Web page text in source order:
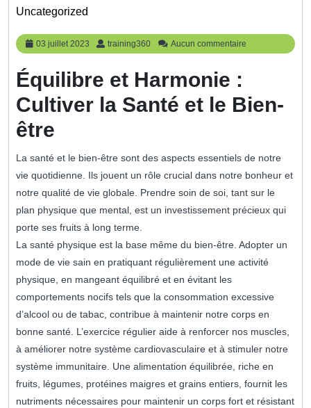
Uncategorized
03 juillet 2023
03
juillet
training360 training360
Aucun commentaire
Équilibre et Harmonie :
Cultiver la Santé et le Bien-
être
La santé et le bien-être sont des aspects essentiels de notre
vie quotidienne. Ils jouent un rôle crucial dans notre bonheur et
notre qualité de vie globale. Prendre soin de soi, tant sur le
plan physique que mental, est un investissement précieux qui
porte ses fruits à long terme.
La santé physique est la base même du bien-être. Adopter un
mode de vie sain en pratiquant régulièrement une activité
physique, en mangeant équilibré et en évitant les
comportements nocifs tels que la consommation excessive
d’alcool ou de tabac, contribue à maintenir notre corps en
bonne santé. L’exercice régulier aide à renforcer nos muscles,
à améliorer notre système cardiovasculaire et à stimuler notre
système immunitaire. Une alimentation équilibrée, riche en
fruits, légumes, protéines maigres et grains entiers, fournit les
nutriments nécessaires pour maintenir un corps fort et résistant